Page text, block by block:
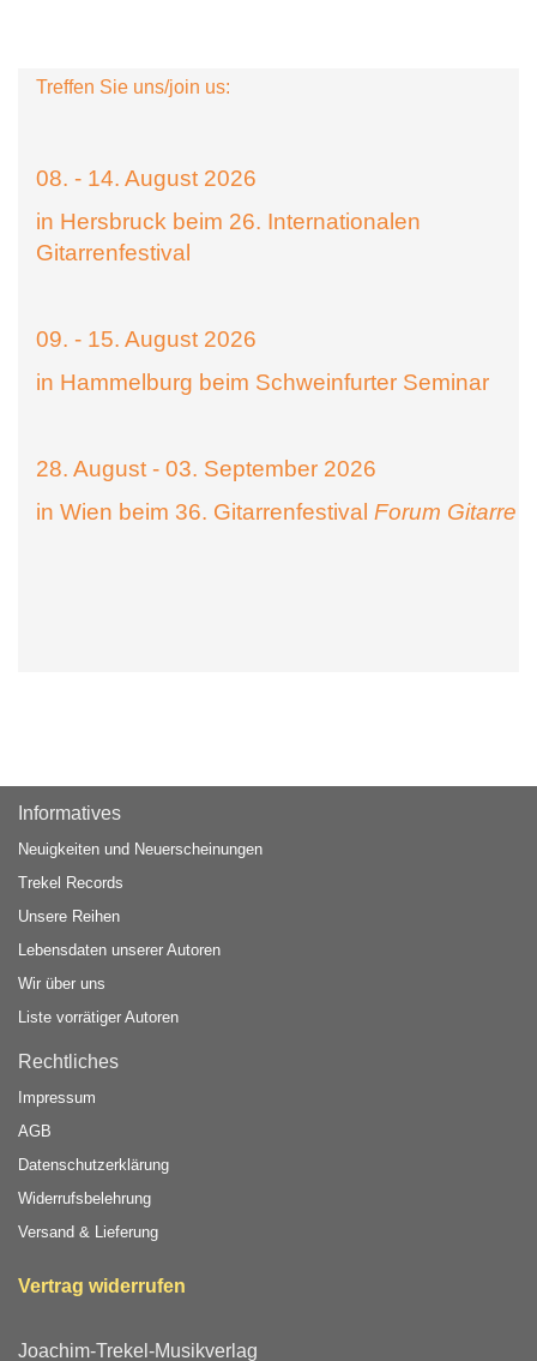
Treffen Sie uns/join us:
08. - 14. August 2026
in Hersbruck beim 26. Internationalen
Gitarrenfestival
09. - 15. August 2026
in Hammelburg beim Schweinfurter Seminar
28. August - 03. September 2026
in Wien beim 36. Gitarrenfestival Forum Gitarre
Informatives
Neuigkeiten und Neuerscheinungen
Trekel Records
Unsere Reihen
Lebensdaten unserer Autoren
Wir über uns
Liste vorrätiger Autoren
Rechtliches
Impressum
AGB
Datenschutzerklärung
Widerrufsbelehrung
Versand & Lieferung
Vertrag widerrufen
Joachim-Trekel-Musikverlag